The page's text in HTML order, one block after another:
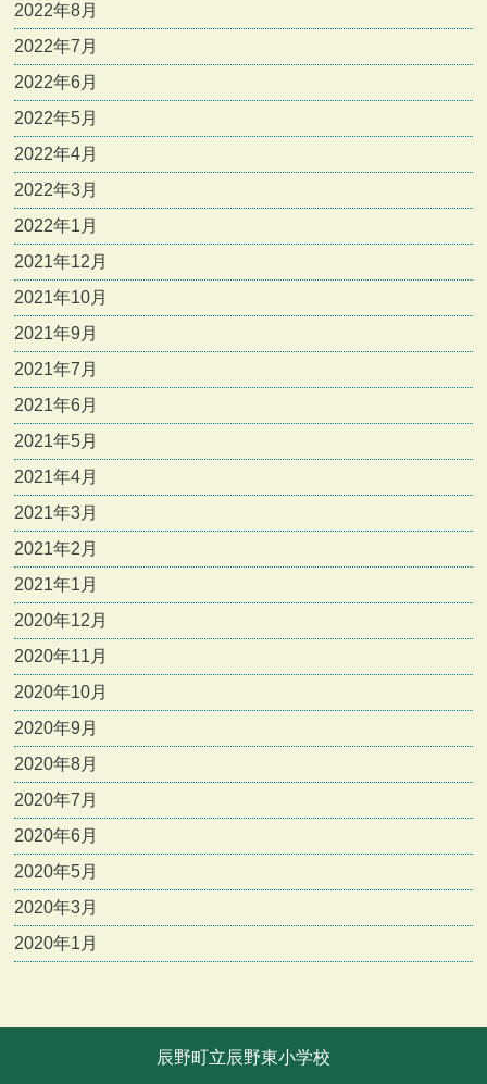
2022年8月
2022年7月
2022年6月
2022年5月
2022年4月
2022年3月
2022年1月
2021年12月
2021年10月
2021年9月
2021年7月
2021年6月
2021年5月
2021年4月
2021年3月
2021年2月
2021年1月
2020年12月
2020年11月
2020年10月
2020年9月
2020年8月
2020年7月
2020年6月
2020年5月
2020年3月
2020年1月
辰野町立辰野東小学校